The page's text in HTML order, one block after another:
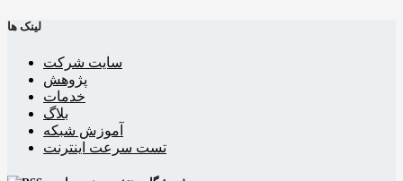
لینک ها
سایت شرکت
پژوهش
خدمات
بلاگ
آموزش شبکه
تست سرعت اینترنت